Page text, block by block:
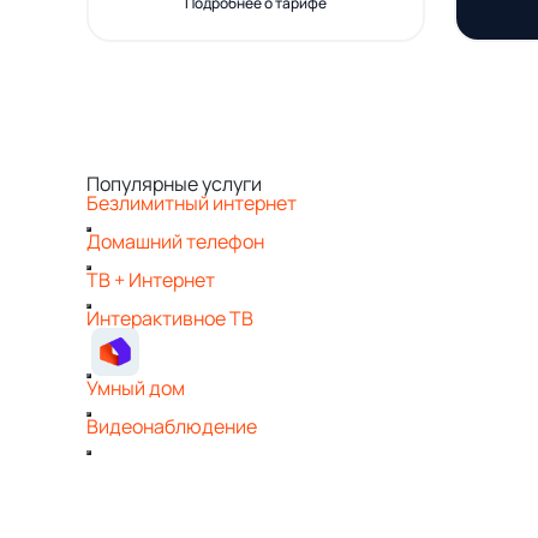
Популярные услуги
Безлимитный интернет
Домашний телефон
ТВ + Интернет
Интерактивное ТВ
Умный дом
Видеонаблюдение